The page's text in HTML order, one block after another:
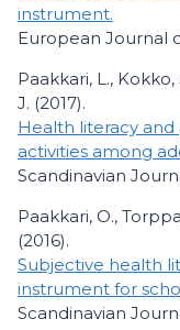
instrument.
European Journal
Paakkari, L., Kokko,
J. (2017).
Health literacy
activities among
Scandinavian
Paakkari, O.,
(2016).
Subjective health
instrument for
Scandinavian